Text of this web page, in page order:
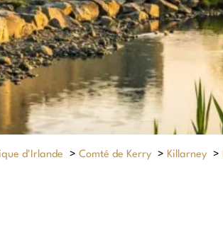
d'Irlande > Comté de Kerry > Killarney >